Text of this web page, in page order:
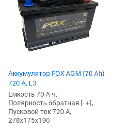
Аккумулятор FOX AGM (70 Ah)
720 А, L3
Ёмкость 70 А·ч,
Полярность обратная [- +],
Пусковой ток 720 А,
278x175x190